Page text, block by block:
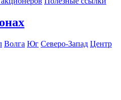
Волга Юг Северо-Запад Центр